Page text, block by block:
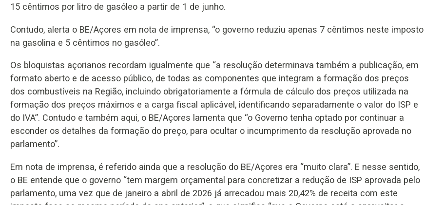
15 cêntimos por litro de gasóleo a partir de 1 de junho.
Contudo, alerta o BE/Açores em nota de imprensa, “o governo reduziu apenas 7 cêntimos neste imposto
na gasolina e 5 cêntimos no gasóleo”.
Os bloquistas açorianos recordam igualmente que “a resolução determinava também a publicação, em
formato aberto e de acesso público, de todas as componentes que integram a formação dos preços
dos combustíveis na Região, incluindo obrigatoriamente a fórmula de cálculo dos preços utilizada na
formação dos preços máximos e a carga fiscal aplicável, identificando separadamente o valor do ISP e
do IVA”. Contudo e também aqui, o BE/Açores lamenta que “o Governo tenha optado por continuar a
esconder os detalhes da formação do preço, para ocultar o incumprimento da resolução aprovada no
parlamento”.
Em nota de imprensa, é referido ainda que a resolução do BE/Açores era “muito clara”. E nesse sentido,
o BE entende que o governo “tem margem orçamental para concretizar a redução de ISP aprovada pelo
parlamento, uma vez que de janeiro a abril de 2026 já arrecadou mais 20,42% de receita com este